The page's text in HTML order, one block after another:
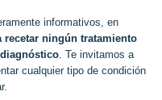
informativos, en
recetar ningún tratamiento
. Te invitamos a
cualquier tipo de condición